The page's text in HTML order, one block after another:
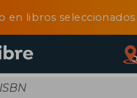
en libros